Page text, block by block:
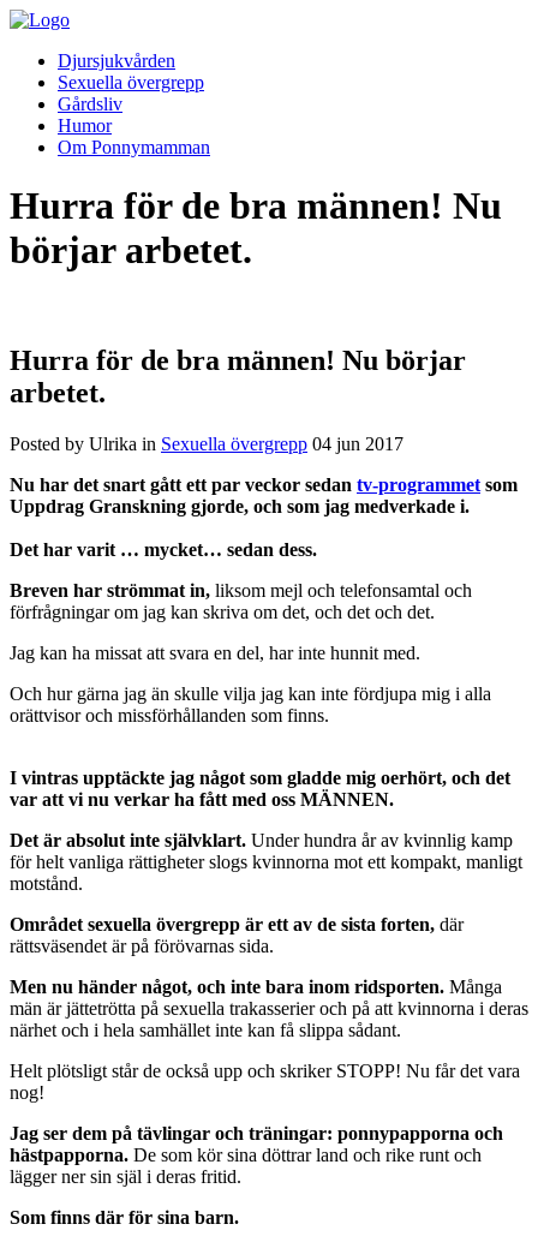
Djursjukvården
Sexuella övergrepp
Gårdsliv
Humor
Om Ponnymamman
Hurra för de bra männen! Nu
börjar arbetet.
Hurra för de bra männen! Nu börjar
arbetet.
Posted by Ulrika in Sexuella övergrepp 04 jun 2017
Nu har det snart gått ett par veckor sedan tv-programmet som
Uppdrag Granskning gjorde, och som jag medverkade i.
Det har varit … mycket… sedan dess.
Breven har strömmat in, liksom mejl och telefonsamtal och
förfrågningar om jag kan skriva om det, och det och det.
Jag kan ha missat att svara en del, har inte hunnit med.
Och hur gärna jag än skulle vilja jag kan inte fördjupa mig i alla
orättvisor och missförhållanden som finns.
I vintras upptäckte jag något som gladde mig oerhört, och det
var att vi nu verkar ha fått med oss MÄNNEN.
Det är absolut inte självklart. Under hundra år av kvinnlig kamp
för helt vanliga rättigheter slogs kvinnorna mot ett kompakt, manligt
motstånd.
Området sexuella övergrepp är ett av de sista forten, där
rättsväsendet är på förövarnas sida.
Men nu händer något, och inte bara inom ridsporten. Många
män är jättetrötta på sexuella trakasserier och på att kvinnorna i deras
närhet och i hela samhället inte kan få slippa sådant.
Helt plötsligt står de också upp och skriker STOPP! Nu får det vara
nog!
Jag ser dem på tävlingar och träningar: ponnypapporna och
hästpapporna. De som kör sina döttrar land och rike runt och
lägger ner sin själ i deras fritid.
Som finns där för sina barn.